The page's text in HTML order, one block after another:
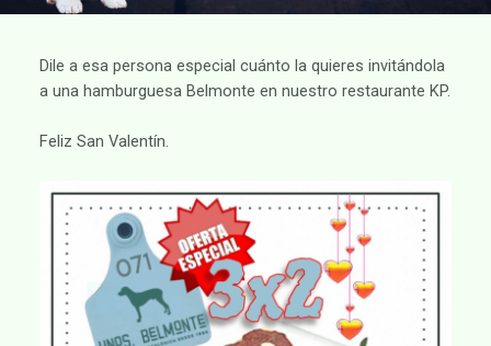
Dile a esa persona especial cuánto la quieres invitándola
a una hamburguesa Belmonte en nuestro restaurante KP.
Feliz San Valentín.